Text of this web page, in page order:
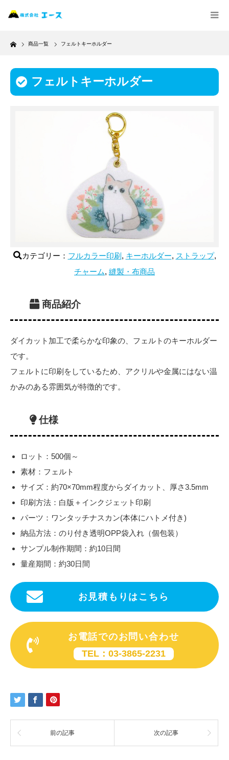
Home 商品一覧 フェルトキーホルダー
フェルトキーホルダー
カテゴリー： フルカラー印刷 , キーホルダー, ストラップ,
チャーム, 縫製・布商品
商品紹介
ダイカット加工で柔らかな印象の、フェルトのキーホルダー
です。
フェルトに印刷をしているため、アクリルや金属にはない温
かみのある雰囲気が特徴的です。
仕様
ロット：500個～
素材：フェルト
サイズ：約70×70mm程度からダイカット、厚さ3.5mm
印刷方法：白版＋インクジェット印刷
パーツ：ワンタッチナスカン(本体にハトメ付き)
納品方法：のり付き透明OPP袋入れ（個包装）
サンプル制作期間：約10日間
量産期間：約30日間
お見積もりはこちら
お電話でのお問い合わせ
TEL：03-3865-2231
前の記事 次の記事